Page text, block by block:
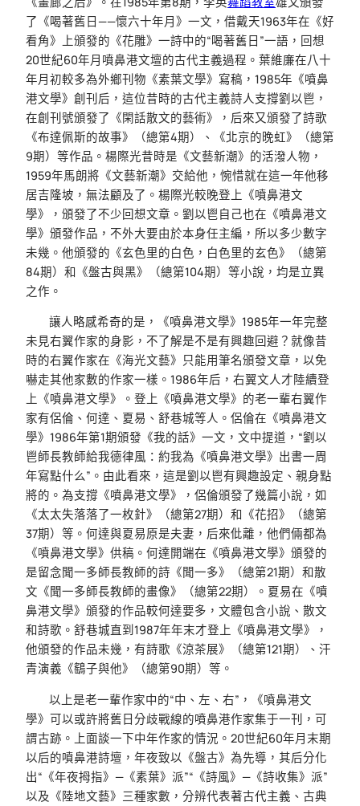
了《喝著舊日——懷六十年月》一文，借戴天1963年在《好
看角》上頒發的《花雕》一詩中的“喝著舊日”一語，回想
20世紀60年月噴鼻港文壇的古代主義過程。葉維廉在八十
年月初較多為外鄉刊物《素葉文學》寫稿，1985年《噴鼻
港文學》創刊后，這位昔時的古代主義詩人支撐劉以鬯，
在創刊號頒發了《閑話散文的藝術》，后來又頒發了詩歌
《布達佩斯的故事》（總第4期）、《北京的晚虹》（總第
9期）等作品。楊際光昔時是《文藝新潮》的活潑人物，
1959年馬朗將《文藝新潮》交給他，惋惜就在這一年他移
居吉隆坡，無法顧及了。楊際光較晚登上《噴鼻港文
學》，頒發了不少回想文章。劉以鬯自己也在《噴鼻港文
學》頒發作品，不外大要由於本身任主編，所以多少數字
未幾。他頒發的《玄色里的白色，白色里的玄色》（總第
84期）和《盤古與黑》（總第104期）等小說，均是立異
之作。
讓人略感希奇的是，《噴鼻港文學》1985年一年完整
未見右翼作家的身影，不了解是不是有興趣回避？就像昔
時的右翼作家在《海光文藝》只能用筆名頒發文章，以免
嚇走其他家數的作家一樣。1986年后，右翼文人才陸續登
上《噴鼻港文學》。登上《噴鼻港文學》的老一輩右翼作
家有侶倫、何達、夏易、舒巷城等人。侶倫在《噴鼻港文
學》1986年第1期頒發《我的話》一文，文中提道，“劉以
鬯師長教師給我德律風：約我為《噴鼻港文學》出書一周
年寫點什么”。由此看來，這是劉以鬯有興趣設定、親身點
將的。為支撐《噴鼻港文學》，侶倫頒發了幾篇小說，如
《太太失落落了一枚針》（總第27期）和《花招》（總第
37期）等。何達與夏易原是夫妻，后來仳離，他們倆都為
《噴鼻港文學》供稿。何達開端在《噴鼻港文學》頒發的
是留念聞一多師長教師的詩《聞一多》（總第21期）和散
文《聞一多師長教師的畫像》（總第22期）。夏易在《噴
鼻港文學》頒發的作品較何達要多，文體包含小說、散文
和詩歌。舒巷城直到1987年年末才登上《噴鼻港文學》，
他頒發的作品未幾，有詩歌《涼茶展》（總第121期）、汗
青演義《鷂子與他》（總第90期）等。
以上是老一輩作家中的“中、左、右”，《噴鼻港文
學》可以或許將舊日分歧戰線的噴鼻港作家集于一刊，可
謂古跡。上面談一下中年作家的情況。20世紀60年月末期
以后的噴鼻港詩壇，年夜致以《盤古》為先導，其后分化
出“《年夜拇指》—《素葉》派”“《詩風》—《詩收集》派”
以及《陸地文藝》三種家數，分辨代表著古代主義、古典